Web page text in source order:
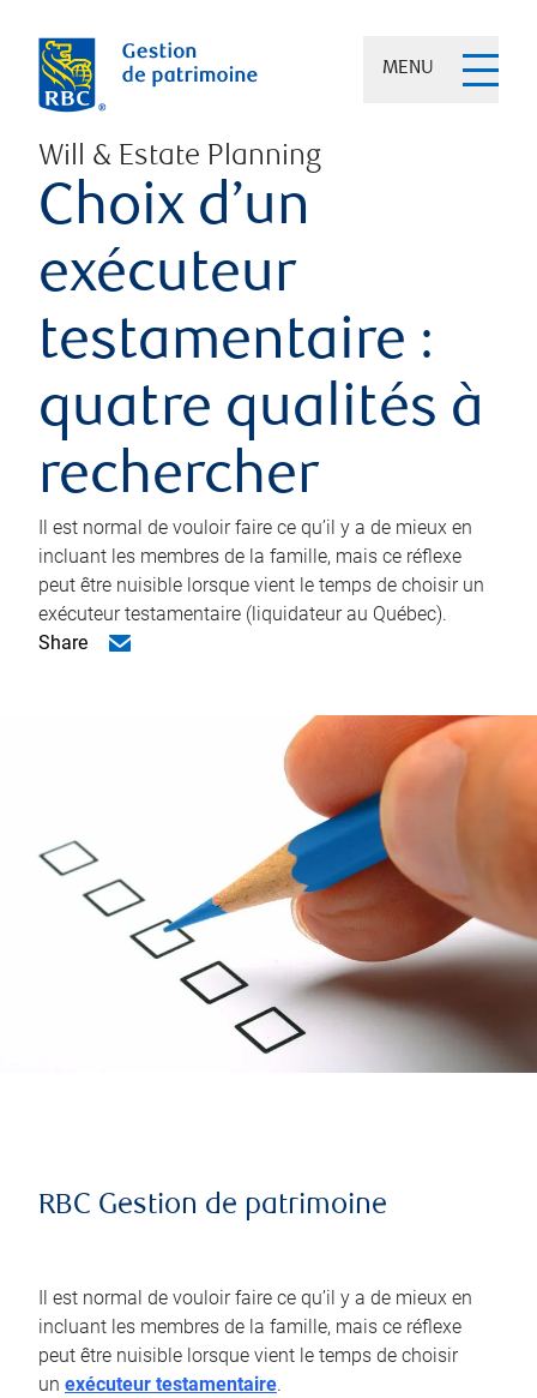
MENU
Will & Estate Planning
Choix d’un
exécuteur
testamentaire :
quatre qualités à
rechercher
Il est normal de vouloir faire ce qu’il y a de mieux en
incluant les membres de la famille, mais ce réflexe
peut être nuisible lorsque vient le temps de choisir un
exécuteur testamentaire (liquidateur au Québec).
Share
RBC Gestion de patrimoine
Il est normal de vouloir faire ce qu’il y a de mieux en
incluant les membres de la famille, mais ce réflexe
peut être nuisible lorsque vient le temps de choisir
un exécuteur testamentaire.